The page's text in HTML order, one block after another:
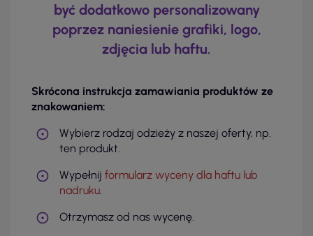
być dodatkowo personalizowany
poprzez naniesienie grafiki, logo,
zdjęcia lub haftu.
Skrócona instrukcja zamawiania produktów ze
znakowaniem:
Wybierz rodzaj odzieży z naszej oferty, np.
ten produkt.
Wypełnij formularz wyceny dla haftu lub
nadruku.
Otrzymasz od nas wycenę.